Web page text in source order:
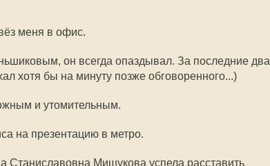
меня в офис.
он всегда опаздывал. За последние два
хотя бы на минуту позже обговоренного...)
и утомительным.
на презентацию в метро.
Станиславовна Мишукова успела расставить